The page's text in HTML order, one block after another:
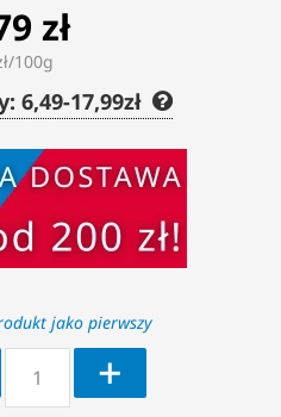
zł
100g
6,49-17,99zł
jako pierwszy
+